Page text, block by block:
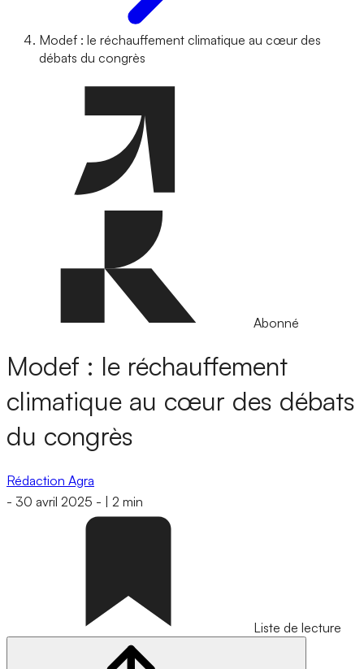
Modef : le réchauffement climatique au cœur des
débats du congrès
Abonné
Modef : le réchauffement
climatique au cœur des débats
du congrès
Rédaction Agra
- 30 avril 2025 - 2 min
Liste de lecture